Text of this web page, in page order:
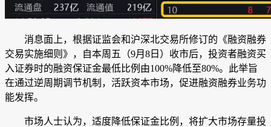
消息面上，根据证监会和沪深北交易所修订的《融资融券
交易实施细则》，自本周五（9月8日）收市后，投资者融资买
入证券时的融资保证金最低比例由100%降低至80%。此举旨
在通过逆周期调节机制，活跃资本市场，促进融资融券业务功
能发挥。
市场人士认为，适度降低保证金比例，将扩大市场存量投